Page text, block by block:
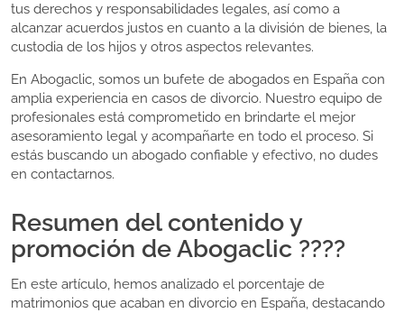
tus derechos y responsabilidades legales, así como a
alcanzar acuerdos justos en cuanto a la división de bienes, la
custodia de los hijos y otros aspectos relevantes.
En Abogaclic, somos un bufete de abogados en España con
amplia experiencia en casos de divorcio. Nuestro equipo de
profesionales está comprometido en brindarte el mejor
asesoramiento legal y acompañarte en todo el proceso. Si
estás buscando un abogado confiable y efectivo, no dudes
en contactarnos.
Resumen del contenido y
promoción de Abogaclic ????
En este artículo, hemos analizado el porcentaje de
matrimonios que acaban en divorcio en España, destacando